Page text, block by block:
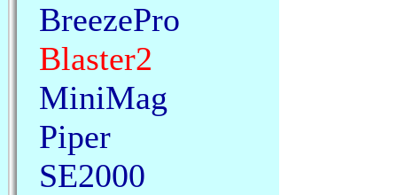
BreezePro
Blaster2
MiniMag
Piper
SE2000